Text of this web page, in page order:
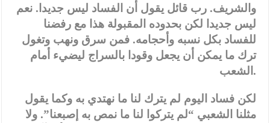
والشريف. رب قائل يقول أن الفساد ليس جديدا. نعم
ليس جديدا لكن بحدوده المقبولة هذا مع رفضنا
للفساد بكل نسبه وأحجامه. فمن سرق ونهب وتغول
ترك ما يمكن أن يجعل وقودا بالسراج ليضيء أمام
الشعب.
لكن فساد اليوم لم يترك لنا ما نهتدي به وكما يقول
مثلنا الشعبي “لم يتركوا لنا ما نمص به إصبعنا”. ولا